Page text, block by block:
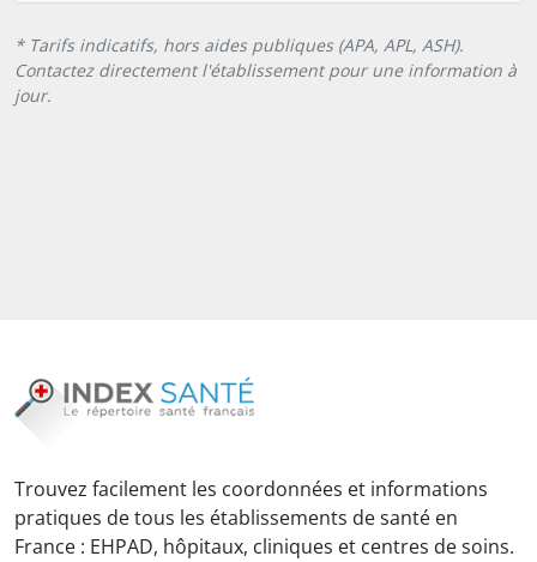
* Tarifs indicatifs, hors aides publiques (APA, APL, ASH).
Contactez directement l'établissement pour une information à
jour.
Trouvez facilement les coordonnées et informations
pratiques de tous les établissements de santé en
France : EHPAD, hôpitaux, cliniques et centres de soins.